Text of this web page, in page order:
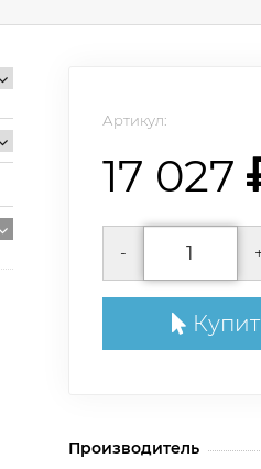
Артикул:
17 027
-
Производитель